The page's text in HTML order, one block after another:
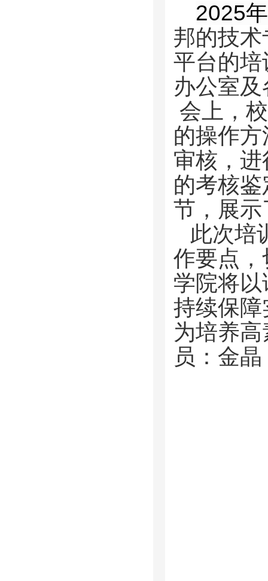
2025年
邦的技
平台的
办公室
会上，
的操作
审核，
的考核
节，展
此次培
作要点
学院将
持续保
为培养
员：金